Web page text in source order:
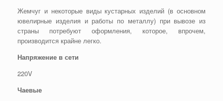
Жемчуг и некоторые виды кустарных изделий (в основном
ювелирные изделия и работы по металлу) при вывозе из
страны потребуют оформления, которое, впрочем,
производится крайне легко.
Напряжение в сети
220V
Чаевые